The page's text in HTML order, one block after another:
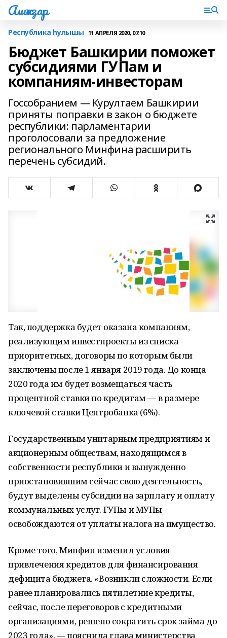
Ашҡаҙар
Республика һулышы 11 АПРЕЛЯ 2020, 07:10
Бюджет Башкирии поможет
субсидиями ГУПам и
компаниям-инвесторам
Госсобранием — Курултаем Башкирии
приняты поправки в закон о бюджете
республики: парламентарии
проголосовали за предложение
регионального Минфина расширить
перечень субсидий.
Так, поддержка будет оказана компаниям,
реализующим инвестпроекты из списка
приоритетных, договоры по которым были
заключены после 1 января 2019 года. До конца
2020 года им будет возмещаться часть
процентной ставки по кредитам — в размере
ключевой ставки Центробанка (6%).
Государственным унитарным предприятиям и
акционерным обществам, находящимся в
собственности республики и вынужденно
приостановившим сейчас свою деятельность,
будут выделены субсидии на зарплату и оплату
коммунальных услуг. ГУПы и МУПы
освобождаются от уплаты налога на имущество.
Кроме того, Минфин изменил условия
привлечения кредитов для финансирования
дефицита бюджета. «Возникли сложности. Если
ранее планировались пятилетние кредиты,
сейчас, после переговоров с кредитными
организациями, решено сократить срок займа до
2023 года», — пояснила глава министерства